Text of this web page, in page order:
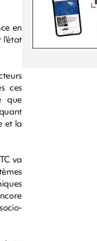
en
l'état
ces
que
et la
va